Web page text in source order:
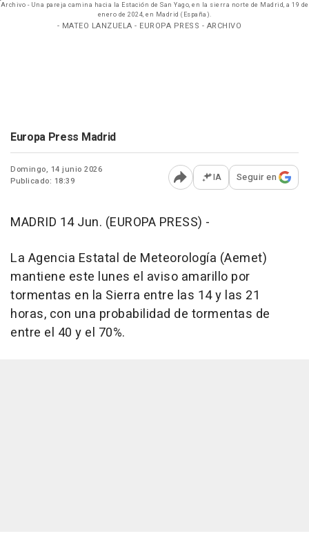
Archivo - Una pareja camina hacia la Estación de San Yago, en la sierra norte de Madrid, a 19 de
enero de 2024, en Madrid (España).
- MATEO LANZUELA - EUROPA PRESS - ARCHIVO
Europa Press Madrid
Domingo, 14 junio 2026
Publicado: 18:39
Abrir opciones para
IA Seguir en
MADRID 14 Jun. (EUROPA PRESS) -
La Agencia Estatal de Meteorología (Aemet)
mantiene este lunes el aviso amarillo por
tormentas en la Sierra entre las 14 y las 21
horas, con una probabilidad de tormentas de
entre el 40 y el 70%.